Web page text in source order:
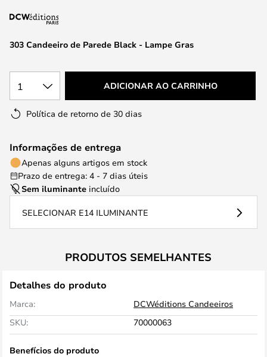
da
de303 Candeeiro de Parede Black - Lampe Gras
1 ADICIONAR AO CARRINHO
Política de retorno de 30 dias
Informações de entrega
Apenas alguns artigos em stock
Prazo de entrega: 4 - 7 dias úteis
Sem iluminante incluído
SELECIONAR E14 ILUMINANTE
PRODUTOS SEMELHANTES
Detalhes do produto
Marca:
DCWéditions Candeeiros
SKU:
70000063
Benefícios do produto